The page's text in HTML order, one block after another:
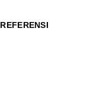
REFERENSI